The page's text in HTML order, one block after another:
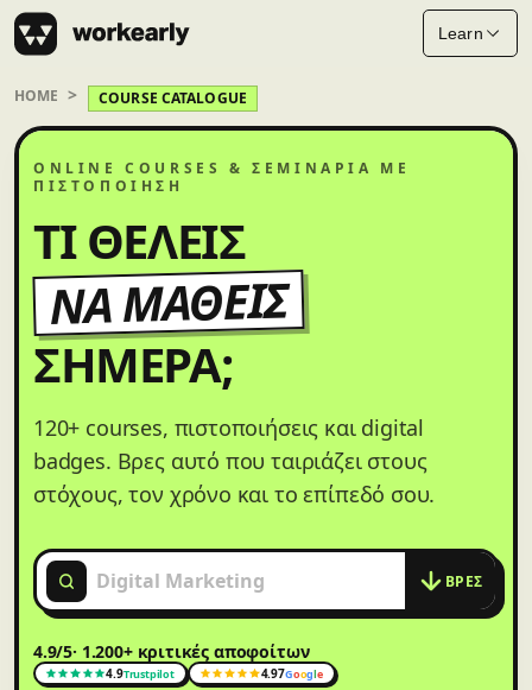
Learn
HOME COURSE CATALOGUE
ONLINE COURSES & ΣΕΜΙΝΆΡΙΑ ΜΕ
ΠΙΣΤΟΠΟΊΗΣΗ
ΤΙ ΘΈΛΕΙΣ
ΝΑ ΜΆΘΕΙΣ
ΣΉΜΕΡΑ;
120+ courses, πιστοποιήσεις και digital
badges. Βρες αυτό που ταιριάζει στους
στόχους, τον χρόνο και το επίπεδό σου.
ΒΡΕΣ
4.9/5· 1.200+ κριτικές αποφοίτων
4.9Trustpilot 4.97Google